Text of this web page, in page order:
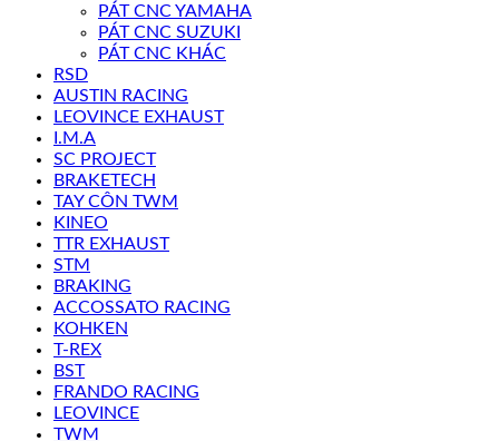
PÁT CNC YAMAHA
PÁT CNC SUZUKI
PÁT CNC KHÁC
RSD
AUSTIN RACING
LEOVINCE EXHAUST
I.M.A
SC PROJECT
BRAKETECH
TAY CÔN TWM
KINEO
TTR EXHAUST
STM
BRAKING
ACCOSSATO RACING
KOHKEN
T-REX
BST
FRANDO RACING
LEOVINCE
TWM